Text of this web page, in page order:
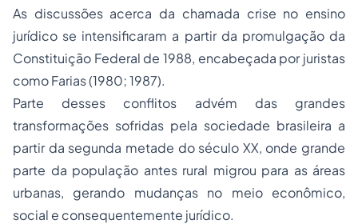
As discussões acerca da chamada crise no ensino
jurídico se intensificaram a partir da promulgação da
Constituição Federal de 1988, encabeçada por juristas
como Farias (1980; 1987).
Parte desses conflitos advém das grandes
transformações sofridas pela sociedade brasileira a
partir da segunda metade do século XX, onde grande
parte da população antes rural migrou para as áreas
urbanas, gerando mudanças no meio econômico,
social e consequentemente jurídico.